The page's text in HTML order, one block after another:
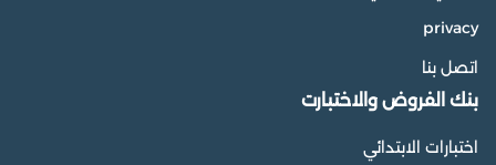
privacy
اتصل بنا
بنك الفروض والاختبارت
اختبارات الابتدائي